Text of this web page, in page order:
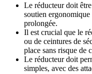
Le réducteur doit
soutien
prolongée.
Il est crucial que le
ou de ceintures de
place sans risque de
Le réducteur doit
simples, avec des